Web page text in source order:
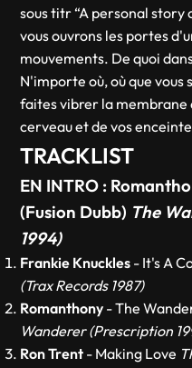
sous titr “A personal story
vous ouvrons les portes
mouvements. De quoi
N'importe où, où que
faites vibrer la membrane
cerveau et de vos
TRACKLIST
EN INTRO :
(Fusion Dubb) The
1994)
Frankie Knuckles - It's A
(Trax Records 1987)
Romanthony - The
Wanderer (Prescription
Ron Trent - Making Love